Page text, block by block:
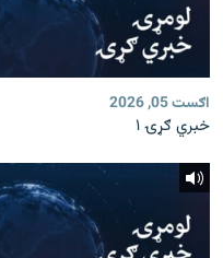
اګست 05, 2026
خبري ګړۍ ۱